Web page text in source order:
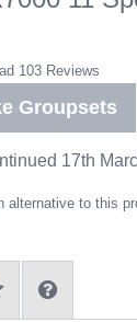
103 Reviews
Groupsets
17th
alternative to this